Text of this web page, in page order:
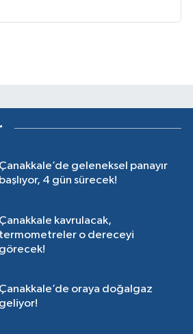
Çanakkale’de geleneksel panayır
başlıyor, 4 gün sürecek!
Çanakkale kavrulacak,
termometreler o dereceyi
görecek!
Çanakkale’de oraya doğalgaz
geliyor!